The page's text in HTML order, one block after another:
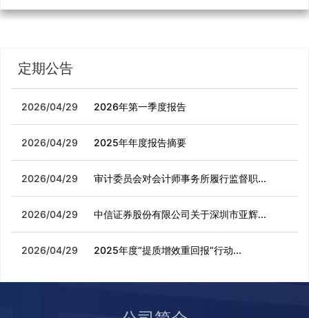
定期公告
2026/04/29 2026年第一季度报告
2026/04/29 2025年年度报告摘要
2026/04/29 审计委员会对会计师事务所履行监督职...
2026/04/29 中信证券股份有限公司关于深圳市亚辉...
2026/04/29 2025年度“提质增效重回报”行动...